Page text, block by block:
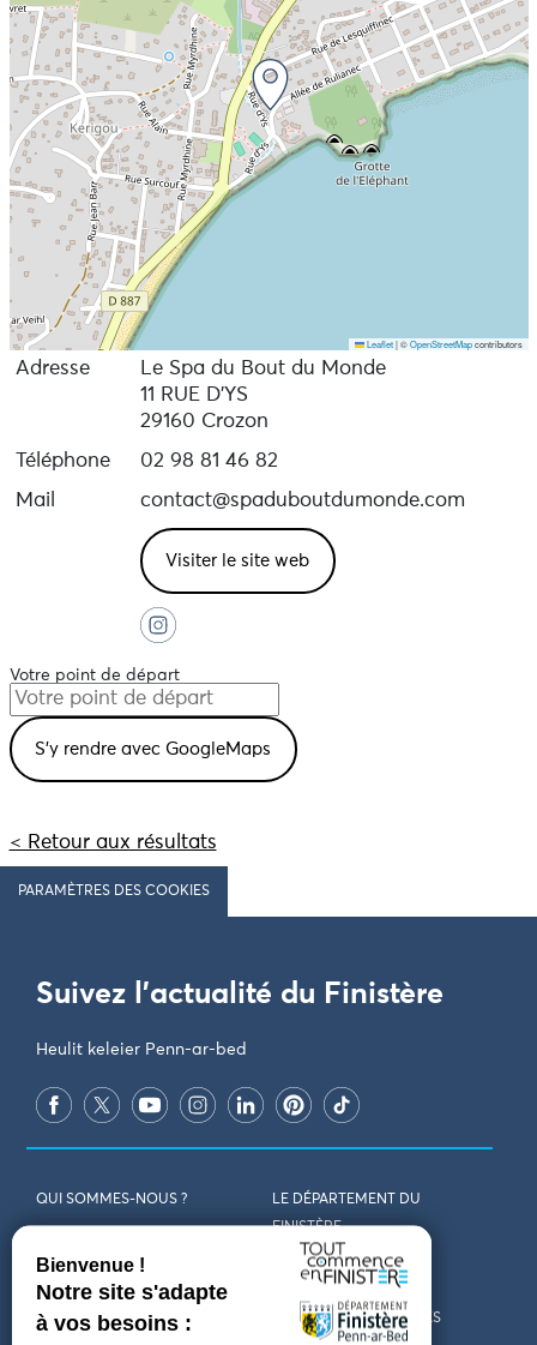
Leaflet |©OpenStreetMapcontributors
Adresse
Le Spa du Bout du Monde
11 RUE D'YS
29160 Crozon
Téléphone
02 98 81 46 82
Mail
contact@spaduboutdumonde.com
Visiter le site web
Votre point de départ
< Retour aux résultats
PARAMÈTRES DES COOKIES
Suivez l'actualité du Finistère
Heulit keleier Penn-ar-bed
QUI SOMMES-NOUS ?
LE DÉPARTEMENT DU
FINISTÈRE
REJOIGNEZ-NOUS VENIR EN FINISTÈRE
CONTACT CARTES ET BROCHURES